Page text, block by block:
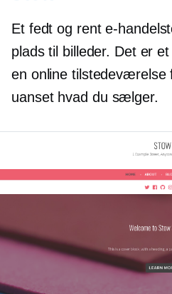
Et fedt og rent e-
plads til billeder. Det er
en online tilstedeværelse
uanset hvad du sælger.